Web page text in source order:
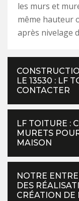
les murs et
même hauteur
après nivelage
LE 13530 : LF
CONTACTER
LF TOITURE :
MURETS
MAISON
NOTRE
DES
CRÉATION DE